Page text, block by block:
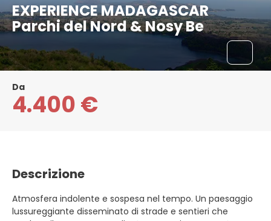
EXPERIENCE MADAGASCAR
Parchi del Nord & Nosy Be
Da
4.400 €
Descrizione
Atmosfera indolente e sospesa nel tempo. Un paesaggio
lussureggiante disseminato di strade e sentieri che